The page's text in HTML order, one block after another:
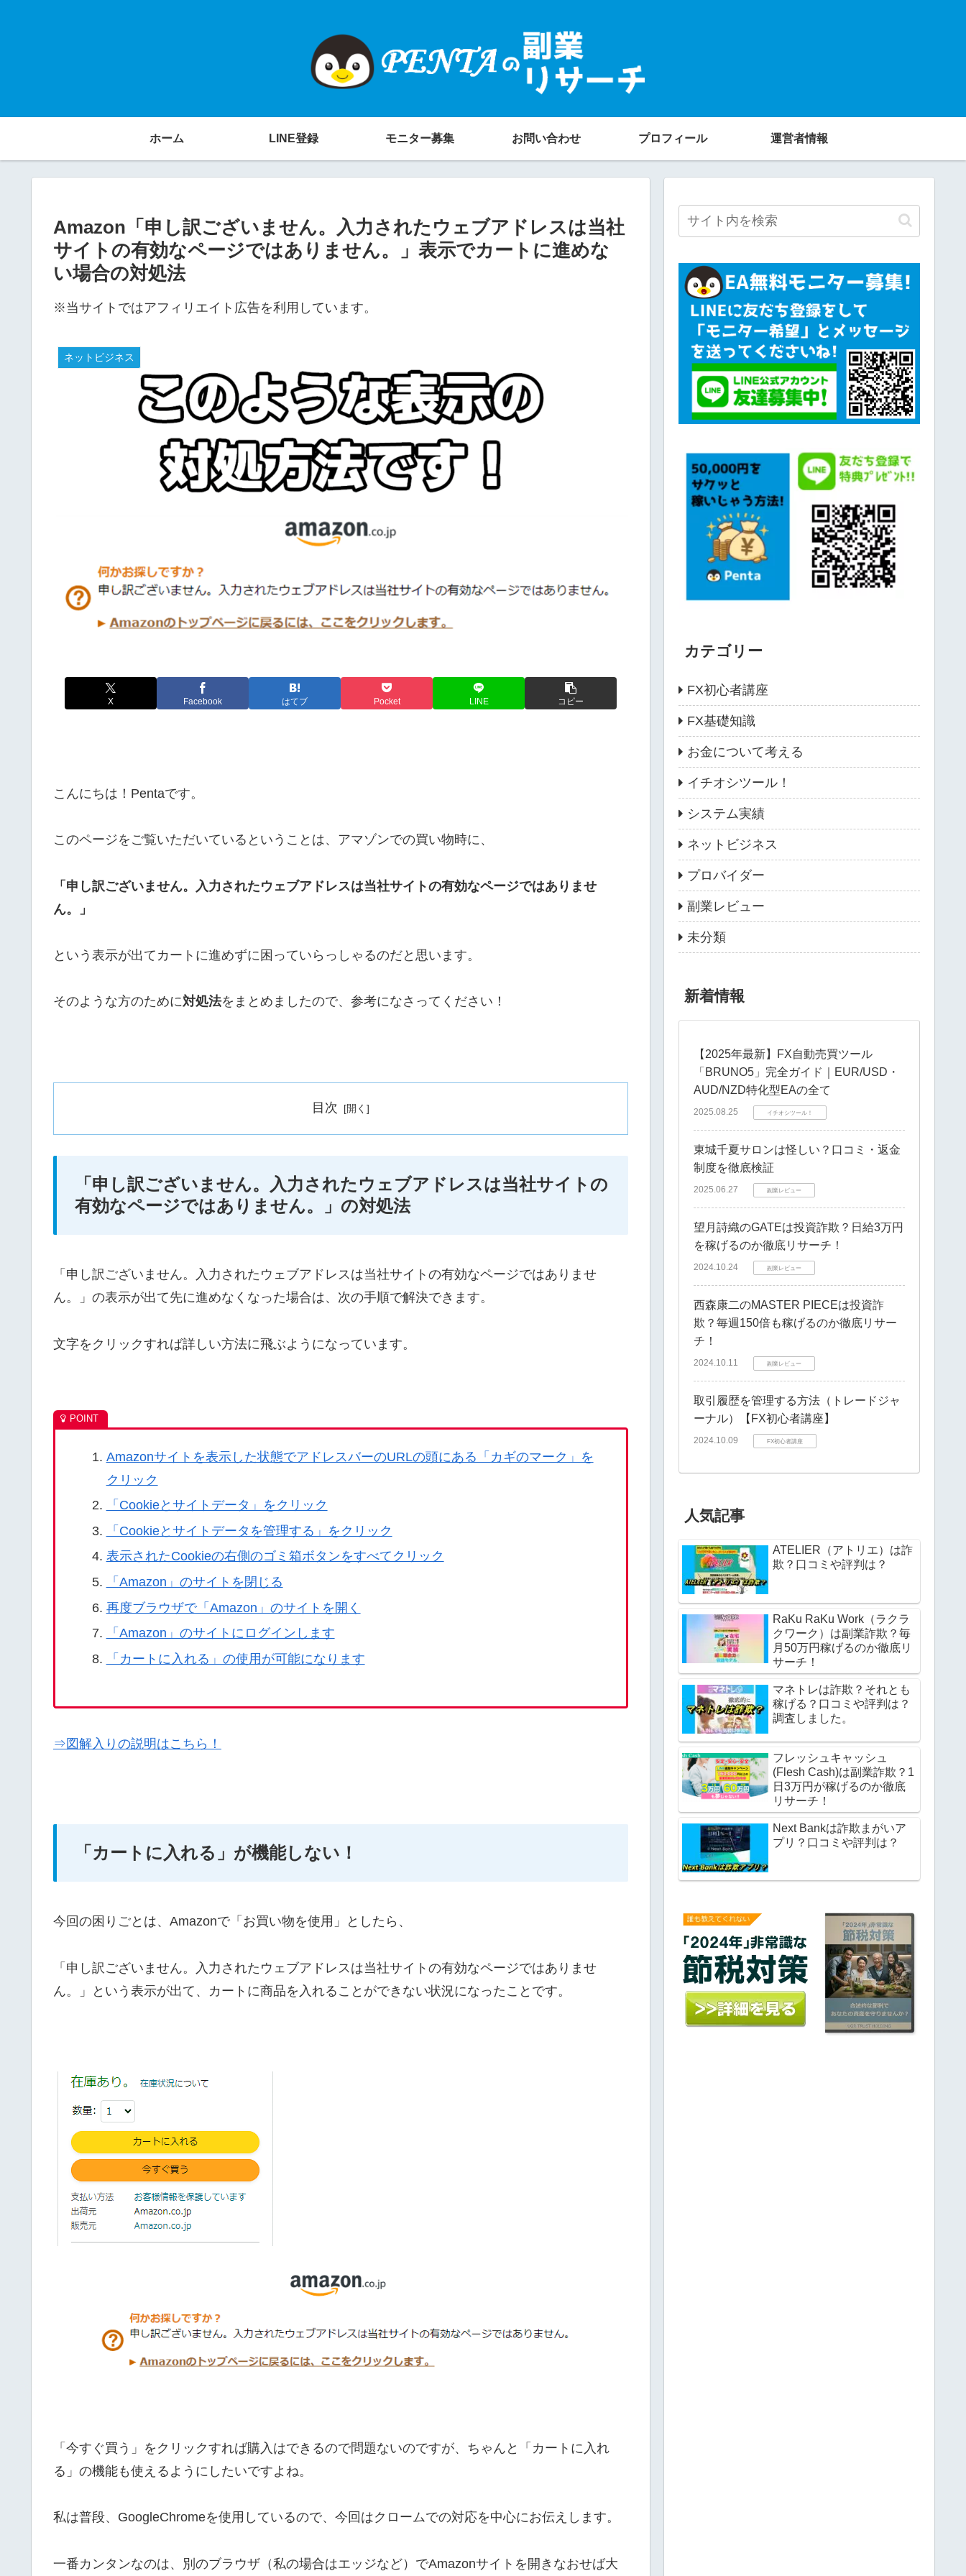
ホーム LINE登録 モニター募集 お問い合わせ プロフィール 運営者情報
Amazon「申し訳ございません。入力されたウェブアドレスは当社
サイトの有効なページではありません。」表示でカートに進めな
い場合の対処法
※当サイトではアフィリエイト広告を利用しています。
ネットビジネス
X Facebook はてブ Pocket LINE コピー
こんにちは！Pentaです。
このページをご覧いただいているということは、アマゾンでの買い物時に、
「申し訳ございません。入力されたウェブアドレスは当社サイトの有効なページではありませ
ん。」
という表示が出てカートに進めずに困っていらっしゃるのだと思います。
そのような方のために対処法をまとめましたので、参考になさってください！
目次
「申し訳ございません。入力されたウェブアドレスは当社サイトの
有効なページではありません。」の対処法
「申し訳ございません。入力されたウェブアドレスは当社サイトの有効なページではありませ
ん。」の表示が出て先に進めなくなった場合は、次の手順で解決できます。
文字をクリックすれば詳しい方法に飛ぶようになっています。
Amazonサイトを表示した状態でアドレスバーのURLの頭にある「カギのマーク」を
クリック
「Cookieとサイトデータ」をクリック
「Cookieとサイトデータを管理する」をクリック
表示されたCookieの右側のゴミ箱ボタンをすべてクリック
「Amazon」のサイトを閉じる
再度ブラウザで「Amazon」のサイトを開く
「Amazon」のサイトにログインします
「カートに入れる」の使用が可能になります
⇒図解入りの説明はこちら！
「カートに入れる」が機能しない！
今回の困りごとは、Amazonで「お買い物を使用」としたら、
「申し訳ございません。入力されたウェブアドレスは当社サイトの有効なページではありませ
ん。」という表示が出て、カートに商品を入れることができない状況になったことです。
「今すぐ買う」をクリックすれば購入はできるので問題ないのですが、ちゃんと「カートに入れ
る」の機能も使えるようにしたいですよね。
私は普段、GoogleChromeを使用しているので、今回はクロームでの対応を中心にお伝えします。
一番カンタンなのは、別のブラウザ（私の場合はエッジなど）でAmazonサイトを開きなおせば大
カテゴリー
FX初心者講座
FX基礎知識
お金について考える
イチオシツール！
システム実績
ネットビジネス
プロバイダー
副業レビュー
未分類
新着情報
【2025年最新】FX自動売買ツール
「BRUNO5」完全ガイド｜EUR/USD・
AUD/NZD特化型EAの全て
2025.08.25 イチオシツール！
東城千夏サロンは怪しい？口コミ・返金
制度を徹底検証
2025.06.27 副業レビュー
望月詩織のGATEは投資詐欺？日給3万円
を稼げるのか徹底リサーチ！
2024.10.24 副業レビュー
西森康二のMASTER PIECEは投資詐
欺？毎週150倍も稼げるのか徹底リサー
チ！
2024.10.11 副業レビュー
取引履歴を管理する方法（トレードジャ
ーナル）【FX初心者講座】
2024.10.09 FX初心者講座
人気記事
ATELIER（アトリエ）は詐
欺？口コミや評判は？
RaKu RaKu Work（ラクラ
クワーク）は副業詐欺？毎
月50万円稼げるのか徹底リ
サーチ！
マネトレは詐欺？それとも
稼げる？口コミや評判は？
調査しました。
フレッシュキャッシュ
(Flesh Cash)は副業詐欺？1
日3万円が稼げるのか徹底
リサーチ！
Next Bankは詐欺まがいア
プリ？口コミや評判は？